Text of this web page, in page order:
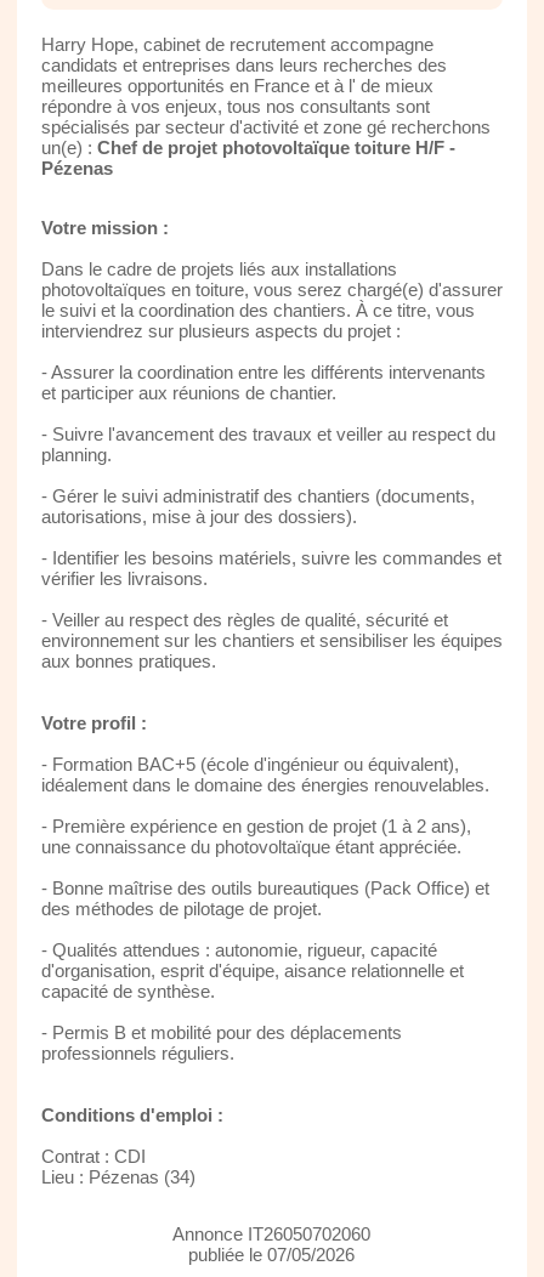
Harry Hope, cabinet de recrutement accompagne
candidats et entreprises dans leurs recherches des
meilleures opportunités en France et à l' de mieux
répondre à vos enjeux, tous nos consultants sont
spécialisés par secteur d'activité et zone gé recherchons
un(e) : Chef de projet photovoltaïque toiture H/F -
Pézenas
Votre mission :
Dans le cadre de projets liés aux installations
photovoltaïques en toiture, vous serez chargé(e) d'assurer
le suivi et la coordination des chantiers. À ce titre, vous
interviendrez sur plusieurs aspects du projet :
- Assurer la coordination entre les différents intervenants
et participer aux réunions de chantier.
- Suivre l'avancement des travaux et veiller au respect du
planning.
- Gérer le suivi administratif des chantiers (documents,
autorisations, mise à jour des dossiers).
- Identifier les besoins matériels, suivre les commandes et
vérifier les livraisons.
- Veiller au respect des règles de qualité, sécurité et
environnement sur les chantiers et sensibiliser les équipes
aux bonnes pratiques.
Votre profil :
- Formation BAC+5 (école d'ingénieur ou équivalent),
idéalement dans le domaine des énergies renouvelables.
- Première expérience en gestion de projet (1 à 2 ans),
une connaissance du photovoltaïque étant appréciée.
- Bonne maîtrise des outils bureautiques (Pack Office) et
des méthodes de pilotage de projet.
- Qualités attendues : autonomie, rigueur, capacité
d'organisation, esprit d'équipe, aisance relationnelle et
capacité de synthèse.
- Permis B et mobilité pour des déplacements
professionnels réguliers.
Conditions d'emploi :
Contrat : CDI
Lieu : Pézenas (34)
Annonce IT26050702060
publiée le 07/05/2026